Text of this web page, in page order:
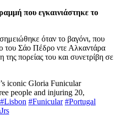
που εγκαινιάστηκε το
όταν το βαγόνι, που
του Σάο Πέδρο ντε Αλκαντάρα
πορείας του και συνετρίβη σε
iconic Gloria Funicular
people and injuring 20,
#Lisbon #Funicular #Portugal